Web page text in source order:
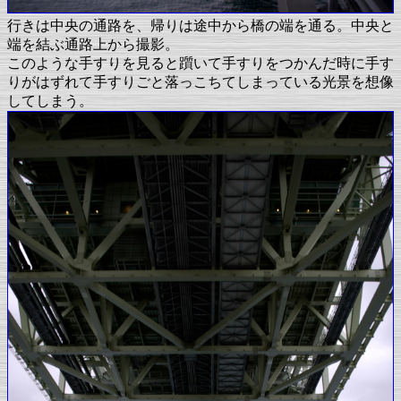
行きは中央の通路を、帰りは途中から橋の端を通る。中央と
端を結ぶ通路上から撮影。
このような手すりを見ると躓いて手すりをつかんだ時に手す
りがはずれて手すりごと落っこちてしまっている光景を想像
してしまう。